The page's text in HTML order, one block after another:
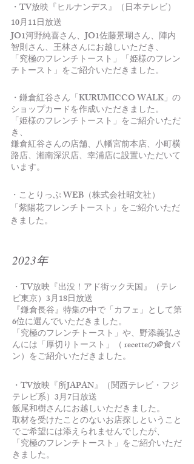
・TV放映『ヒルナンデス』（日本テレビ）
10月11日放送
JO1河野純喜さん、JO1佐藤景瑚さん、陣内
智則さん、王林さんにお越しいただき、
「究極のフレンチトースト」「姫様のフレン
チトースト」をご紹介いただきました。
・鎌倉紅谷さん「KURUMICCO WALK」の
ショップカードを作成いただきました。
​「姫様のフレンチトースト」をご紹介いただ
き、
​鎌倉紅谷さんの店舗、八幡宮前本店、小町横
路店、湘南深沢店、幸浦店に設置いただいて
います。
・ことりっぷ WEB（株式会社昭文社）
​「紫陽花フレンチトースト」をご紹介いただ
きました。
2023年
・TV放映『出没！アド街ック天国』（テレ
ビ東京）3月18日放送
『鎌倉長谷』特集の中で「カフェ」として第
6位に選んでいただきました。
「究極のフレンチトースト」や、野添義弘さ
んには「厚切りトースト」（ recetteの@食パ
ン）をご紹介いただきました。
・TV放映『所JAPAN』（関西テレビ・フジ
テレビ系）3月7日放送
飯尾和樹さんにお越しいただきました。
取材を受けたことのないお店探しということ
でご希望には添えられませんでしたが、
「究極のフレンチトースト」をご紹介いただ
きました。